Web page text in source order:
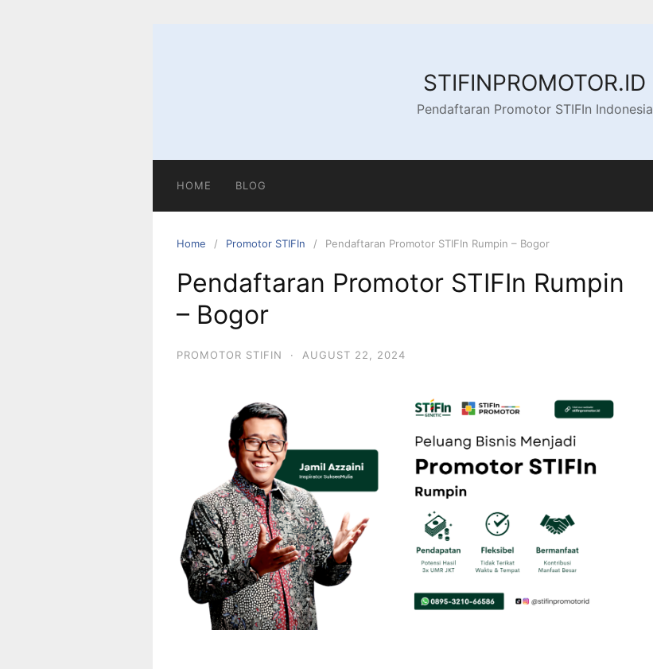
STIFINPROMOTOR.ID
Pendaftaran Promotor STIFIn Indonesia
HOME BLOG
Home Promotor STIFIn Pendaftaran Promotor STIFIn Rumpin – Bogor
Pendaftaran Promotor STIFIn Rumpin
– Bogor
PROMOTOR STIFIN · AUGUST 22, 2024